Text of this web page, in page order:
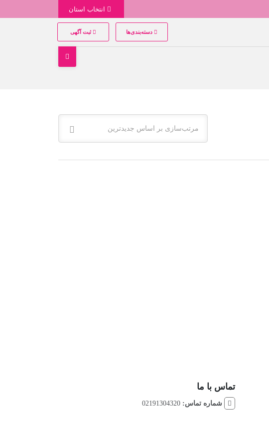
دسته‌بندی‌ها ثبت آگهی
مرتب‌سازی بر اساس جدیدترین
تماس با ما
شماره تماس: 02191304320